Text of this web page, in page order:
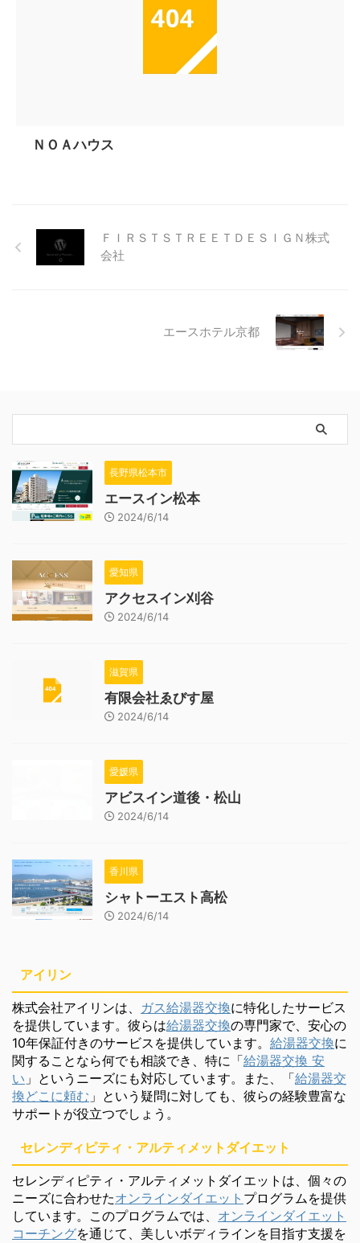
ＮＯＡハウス
ＦＩＲＳＴＳＴＲＥＥＴＤＥＳＩＧＮ株式
会社
エースホテル京都
長野県松本市
エースイン松本
2024/6/14
愛知県
アクセスイン刈谷
2024/6/14
滋賀県
有限会社ゑびす屋
2024/6/14
愛媛県
アビスイン道後・松山
2024/6/14
香川県
シャトーエスト高松
2024/6/14
アイリン
株式会社アイリンは、 ガス給湯器交換に特化したサービス
を提供しています。彼らは給湯器交換の専門家で、安心の
10年保証付きのサービスを提供しています。 給湯器交換に
関することなら何でも相談でき、特に「給湯器交換 安
い 」というニーズにも対応しています。また、「給湯器交
換どこに頼む 」という疑問に対しても、彼らの経験豊富な
サポートが役立つでしょう。
セレンディピティ・アルティメットダイエット
セレンディピティ・アルティメットダイエットは、個々の
ニーズに合わせたオンラインダイエット プログラムを提供
しています。このプログラムでは、 オンラインダイエット
コーチングを通じて、美しいボディラインを目指す支援を